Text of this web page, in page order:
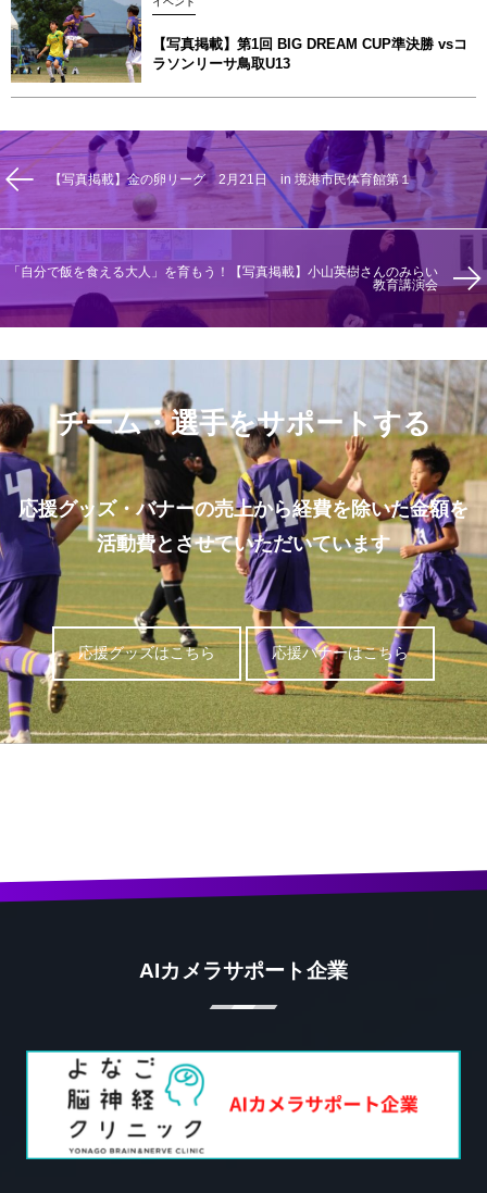
【写真掲載】第1回 BIG DREAM CUP準決勝 vsコ
ラソンリーサ鳥取U13
【写真掲載】金の卵リーグ 2月21日 in 境港市民体育館第１
「自分で飯を食える大人」を育もう！【写真掲載】小山英樹さんのみらい
教育講演会
チーム・選手をサポートする
応援グッズ・バナーの売上から経費を除いた金額を
活動費とさせていただいています
応援グッズはこちら 応援バナーはこちら
AIカメラサポート企業